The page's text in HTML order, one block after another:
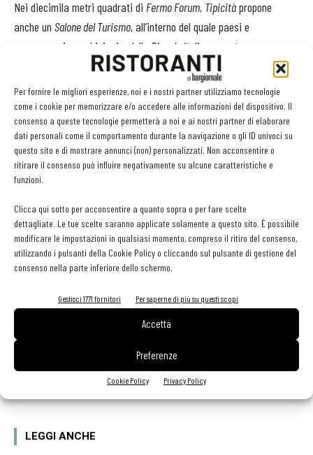
Per fornire le migliori esperienze, noi e i nostri partner utilizziamo tecnologie
come i cookie per memorizzare e/o accedere alle informazioni del dispositivo. Il
consenso a queste tecnologie permetterà a noi e ai nostri partner di elaborare
dati personali come il comportamento durante la navigazione o gli ID univoci su
questo sito e di mostrare annunci (non) personalizzati. Non acconsentire o
ritirare il consenso può influire negativamente su alcune caratteristiche e
funzioni.
Clicca qui sotto per acconsentire a quanto sopra o per fare scelte
dettagliate. Le tue scelte saranno applicate solamente a questo sito. È possibile
modificare le impostazioni in qualsiasi momento, compreso il ritiro del consenso,
utilizzando i pulsanti della Cookie Policy o cliccando sul pulsante di gestione del
consenso nella parte inferiore dello schermo.
Gestisci 1771 fornitori Per saperne di più su questi scopi
Accetta
Preferenze
Cookie Policy Privacy Policy
Nei diecimila metri quadrati di Fermo Forum, Tipicitàpropone
anche un Salone del Turismo, all’interno del quale paesi e
comprensori marchigiani e delle Piccole Italie
presentano
prelibatezze enogastronomiche accanto ad attrattive
naturalistiche, paesaggistiche e storico-artistico-culturali. Il
viaggio continua poi conTipicità in the City, palinsesto di eventi
serali ambientati tra gli eleganti palazzi del centro storico di
Fermo.
L’esperienza del gusto è completata da
rappresentative della creatività marchigiana. Produzioni
simboliche di una realtà manifatturiera pienamente fruibile dal
visitatore, grazie alla vasta rete dioutlete spacci aziendali
LEGGI ANCHE